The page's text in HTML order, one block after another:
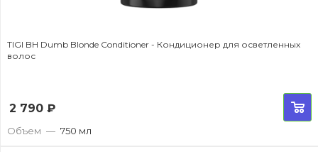
TIGI BH Dumb Blonde Conditioner - Кондиционер для осветленных
волос
2 790 ₽
Объем — 750 мл